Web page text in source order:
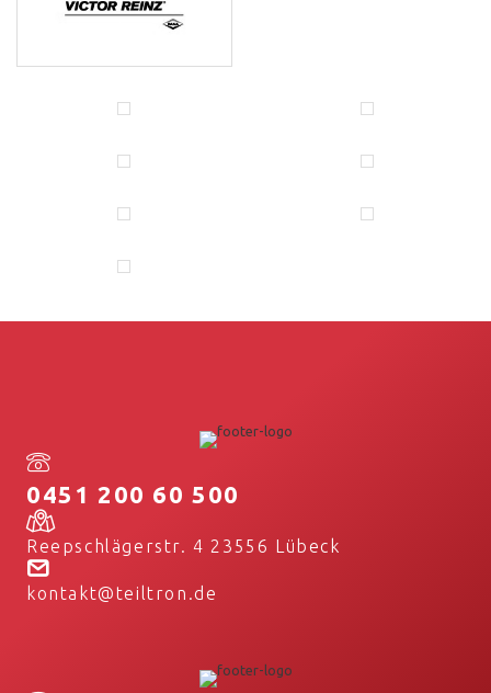
0451 200 60 500
Reepschlägerstr. 4 23556 Lübeck
kontakt@teiltron.de